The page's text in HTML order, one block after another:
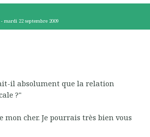
-mardi 22 septembre 2009
il absolument que la relation
?"
cher. Je pourrais très bien vous